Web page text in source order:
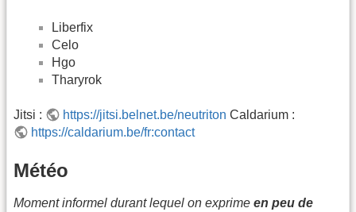
Liberfix
Celo
Hgo
Tharyrok
Jitsi : https://jitsi.belnet.be/neutriton Caldarium :
https://caldarium.be/fr:contact
Météo
Moment informel durant lequel on exprime en peu de